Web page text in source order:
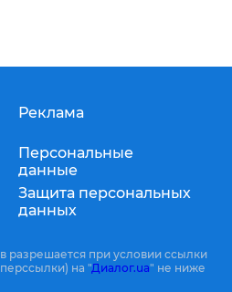
Реклама
Персональные
данные
Защита персональных
данных
разрешается при условии ссылки
на "Диалог.ua" не ниже